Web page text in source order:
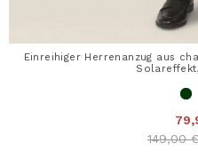
Einreihiger Herrenanzug aus
Price
149,00